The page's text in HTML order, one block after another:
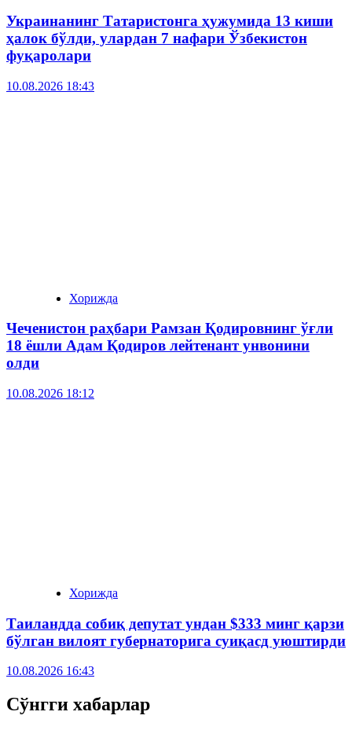
Украинанинг Татаристонга ҳужумида 13 киши
ҳалок бўлди, улардан 7 нафари Ўзбекистон
фуқаролари
10.08.2026 18:43
Хорижда
Чеченистон раҳбари Рамзан Қодировнинг ўғли
18 ёшли Адам Қодиров лейтенант унвонини
олди
10.08.2026 18:12
Хорижда
Таиландда собиқ депутат ундан $333 минг қарзи
бўлган вилоят губернаторига суиқасд уюштирди
10.08.2026 16:43
Сўнгги хабарлар